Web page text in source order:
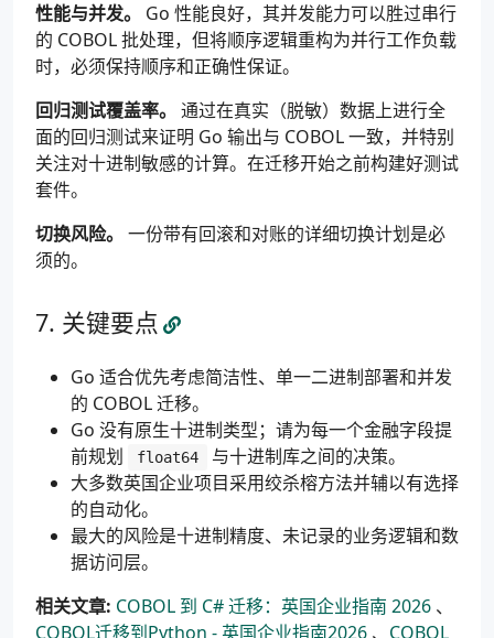
性能与并发。
Go 性能良好，其并发能力可以胜过串行
的 COBOL 批处理，但将顺序逻辑重构为并行工作负载
时，必须保持顺序和正确性保证。
回归测试覆盖率。 通过在真实（脱敏）数据上进行全
面的回归测试来证明 Go 输出与 COBOL 一致，并特别
关注对十进制敏感的计算。在迁移开始之前构建好测试
套件。
切换风险。 一份带有回滚和对账的详细切换计划是必
须的。
关键要点
Go 适合优先考虑简洁性、单一二进制部署和并发
的 COBOL 迁移。
Go 没有原生十进制类型；请为每一个金融字段提
前规划
float64
与十进制库之间的决策。
大多数英国企业项目采用绞杀榕方法并辅以有选择
的自动化。
最大的风险是十进制精度、未记录的业务逻辑和数
据访问层。
相关文章: COBOL 到 C# 迁移：英国企业指南 2026 、
COBOL迁移到Python - 英国企业指南2026 、 COBOL